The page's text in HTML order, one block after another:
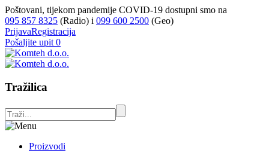
Poštovani, tijekom pandemije COVID-19 dostupni smo na
095 857 8325 (Radio) i 099 600 2500 (Geo)
PrijavaRegistracija
Pošaljite upit 0
Tražilica
Proizvodi